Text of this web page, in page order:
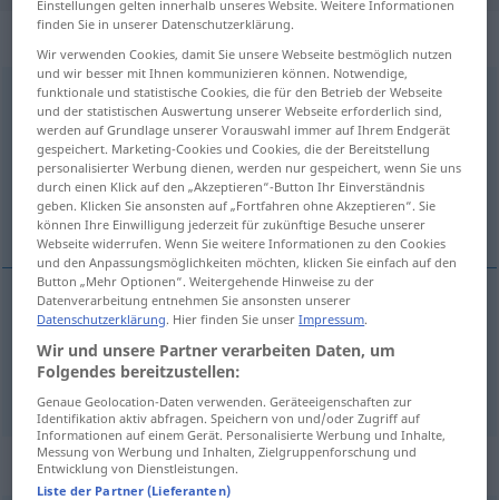
„inserieren“
inserieren <ohnege;haben>
Übersicht aller Übersetzungen
(Für mehr Details die Übersetzung anklicken/antippen)
inzerovat, zadávat inzerát
inzerovat inserieren
zadávat<-dat>inzerát inserieren
Synonyme für "inserieren"
Einstellungen gelten innerhalb unseres Website. Weitere Informationen
finden Sie in unserer Datenschutzerklärung.
Wir verwenden Cookies, damit Sie unsere Webseite bestmöglich nutzen
und wir besser mit Ihnen kommunizieren können. Notwendige,
funktionale und statistische Cookies, die für den Betrieb der Webseite
und der statistischen Auswertung unserer Webseite erforderlich sind,
werden auf Grundlage unserer Vorauswahl immer auf Ihrem Endgerät
gespeichert. Marketing-Cookies und Cookies, die der Bereitstellung
personalisierter Werbung dienen, werden nur gespeichert, wenn Sie uns
durch einen Klick auf den „Akzeptieren“-Button Ihr Einverständnis
geben. Klicken Sie ansonsten auf „Fortfahren ohne Akzeptieren“. Sie
können Ihre Einwilligung jederzeit für zukünftige Besuche unserer
Webseite widerrufen. Wenn Sie weitere Informationen zu den Cookies
und den Anpassungsmöglichkeiten möchten, klicken Sie einfach auf den
Button „Mehr Optionen“. Weitergehende Hinweise zu der
Datenverarbeitung entnehmen Sie ansonsten unserer
Datenschutzerklärung. Hier finden Sie unserImpressum.
Wir und unsere Partner verarbeiten Daten, um
Folgendes bereitzustellen:
Genaue Geolocation-Daten verwenden. Geräteeigenschaften zur
Identifikation aktiv abfragen. Speichern von und/oder Zugriff auf
Informationen auf einem Gerät. Personalisierte Werbung und Inhalte,
Messung von Werbung und Inhalten, Zielgruppenforschung und
Entwicklung von Dienstleistungen.
Liste der Partner (Lieferanten)